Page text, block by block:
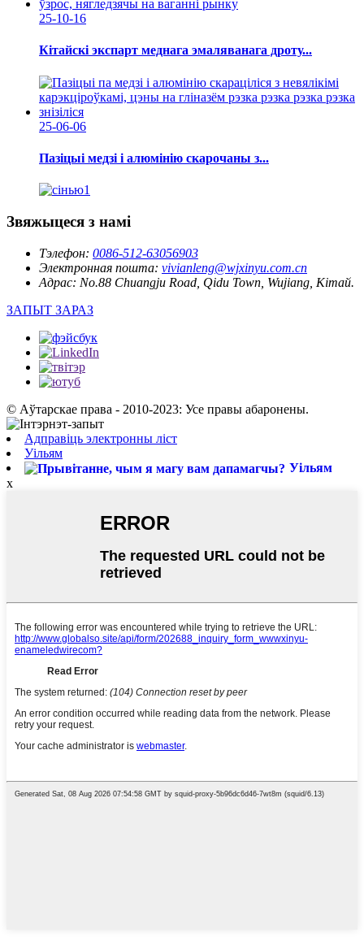
25-10-16
Кітайскі экспарт меднага эмаляванага дроту...
25-06-06
Пазіцыі медзі і алюмінію скарочаны з...
Звяжыцеся з намі
Тэлефон: 0086-512-63056903
Электронная пошта: vivianleng@wjxinyu.com.cn
Адрас: No.88 Chuangju Road, Qidu Town, Wujiang, Кітай.
ЗАПЫТ ЗАРАЗ
© Аўтарскае права - 2010-2023: Усе правы абаронены.
Адправіць электронны ліст
Уільям
Уільям
x